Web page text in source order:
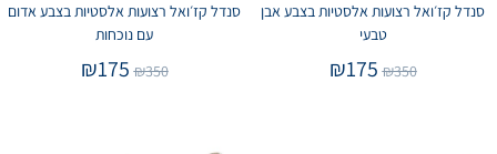
סנדל קז׳ואל רצועות אלסטיות בצבע אבן
טבעי
₪350
₪175
סנדל קז׳ואל רצועות אלסטיות בצבע אדום
עם נוכחות
₪350
₪175